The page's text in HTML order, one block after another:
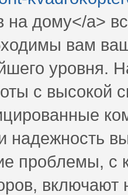
на дому</a>
вам
уровня.
с высокой
надежность
проблемы, с
включают